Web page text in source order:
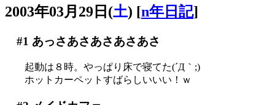
2003年03月29日(土) [n年日記]
#1 あっさあさあさあさあさ
起動は８時。やっぱり床で寝てた(´Д｀;)
ホットカーペットすばらしいいい！ｗ